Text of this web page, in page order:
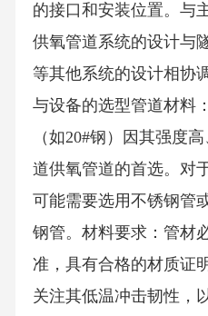
的接口和安装位置。与
供氧管道系统的设计与
等其他系统的设计相协
与设备的选型管道材料
（如20#钢）因其强度
道供氧管道的首选。对
可能需要选用不锈钢管
钢管。材料要求：管材
准，具有合格的材质证
关注其低温冲击韧性，